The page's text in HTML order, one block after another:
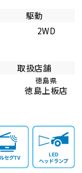
駆動
2WD
取扱店舗
徳島県
徳島上板店